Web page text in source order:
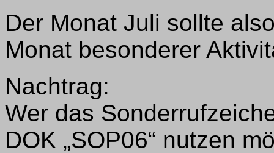
Der Monat Juli sollte
Monat besonderer
Nachtrag:
Wer das
DOK „SOP06“ nutzen